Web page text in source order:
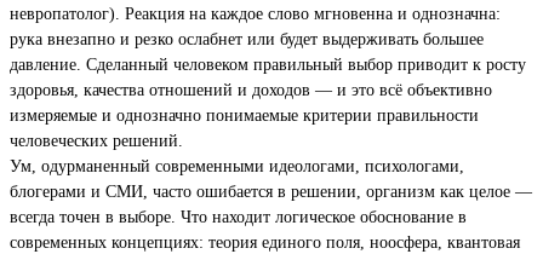
невропатолог). Реакция на каждое слово мгновенна и однозначна:
рука внезапно и резко ослабнет или будет выдерживать большее
давление. Сделанный человеком правильный выбор приводит к росту
здоровья, качества отношений и доходов — и это всё объективно
измеряемые и однозначно понимаемые критерии правильности
человеческих решений.
Ум, одурманенный современными идеологами, психологами,
блогерами и СМИ, часто ошибается в решении, организм как целое —
всегда точен в выборе. Что находит логическое обоснование в
современных концепциях: теория единого поля, ноосфера, квантовая